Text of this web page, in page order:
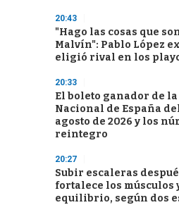
20:43
"Hago las cosas que
Malvín": Pablo López
eligió rival en los
20:33
El boleto ganador de
Nacional de España
agosto de 2026 y los
reintegro
20:27
Subir escaleras
fortalece los músculos
equilibrio, según dos